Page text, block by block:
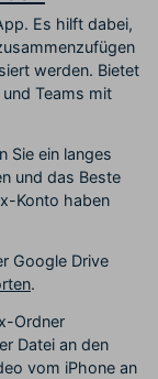
Es hilft dabei,
werden. Bietet
Teams mit
Sie ein langes
und das Beste
Konto haben
Google Drive
.
Ordner
Datei an den
vom iPhone an